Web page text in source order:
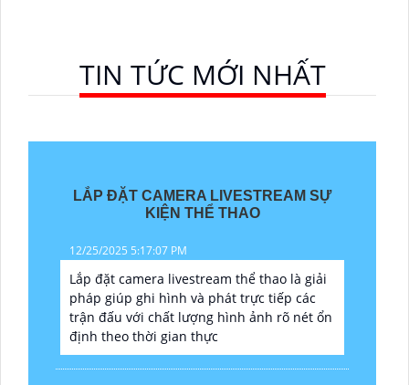
TIN TỨC MỚI NHẤT
LẮP ĐẶT CAMERA LIVESTREAM SỰ
KIỆN THỂ THAO
12/25/2025 5:17:07 PM
Lắp đặt camera livestream thể thao là giải
pháp giúp ghi hình và phát trực tiếp các
trận đấu với chất lượng hình ảnh rõ nét ổn
định theo thời gian thực